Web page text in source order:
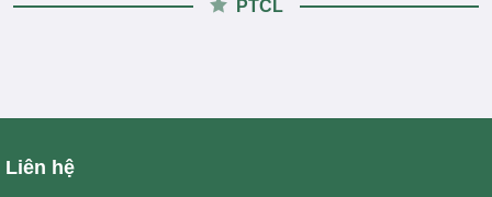
PTCL
Liên hệ